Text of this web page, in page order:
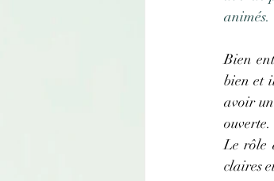
animés.
Bien
bien et
avoir
ouverte.
Le rôle
claires